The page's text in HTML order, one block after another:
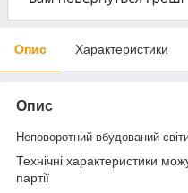
Опис Характеристики
Опис
Неповоротний вбудований
Технічні характеристики
партії